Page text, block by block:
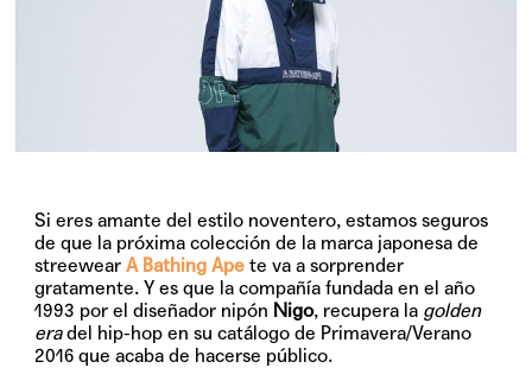
Si eres amante del estilo noventero, estamos seguros
de que la próxima colección de la marca japonesa de
streewearA Bathing Ape te va a sorprender
gratamente. Y es que la compañía fundada en el año
1993 por el diseñador nipón Nigo, recupera la golden
eradel hip-hop en su catálogo de Primavera/Verano
2016 que acaba de hacerse público.